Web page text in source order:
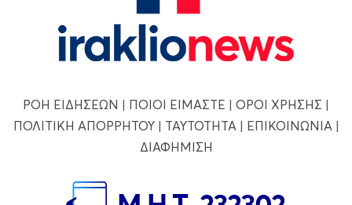
ΡΟΗ ΕΙΔΗΣΕΩΝ | ΠΟΙΟΙ ΕΙΜΑΣΤΕ | ΟΡΟΙ ΧΡΗΣΗΣ |
ΠΟΛΙΤΙΚΗ ΑΠΟΡΡΗΤΟΥ| ΤΑΥΤΟΤΗΤΑ | ΕΠΙΚΟΙΝΩΝΙΑ |
ΔΙΑΦΗΜΙΣΗ